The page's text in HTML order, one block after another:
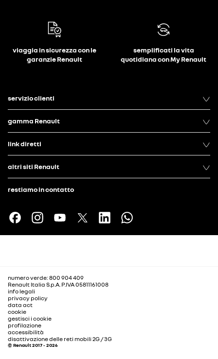
viaggia in sicurezza con le
garanzie Renault
semplificati la vita
quotidiana con My Renault
servizio clienti
gamma Renault
link diretti
altri siti Renault
restiamo in contatto
numero verde: 800 904 409
Renault Italia S.p.A. P.IVA 05811161008
info legali
privacy policy
data act
cookie
gestisci i cookie
profilazione
accessibilità
disattivazione delle reti mobili 2G / 3G
© Renault 2017 - 2026